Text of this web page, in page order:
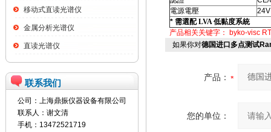
移动式直读光谱仪
金属分析光谱仪
直读光谱仪
联系我们
公司：上海鼎振仪器设备有限公司
联系人：谢文清
手机：13472521719
電源電壓
* 需選配LVA低黏度系統
产品相关关键字：
byko-visc
如果你对德国进口多点测试
产品：
您的单位：